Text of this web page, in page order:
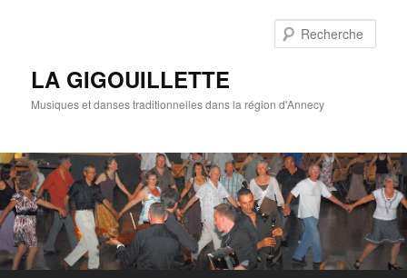
LA GIGOUILLETTE
Musiques et danses traditionnelles dans la région d'Annecy